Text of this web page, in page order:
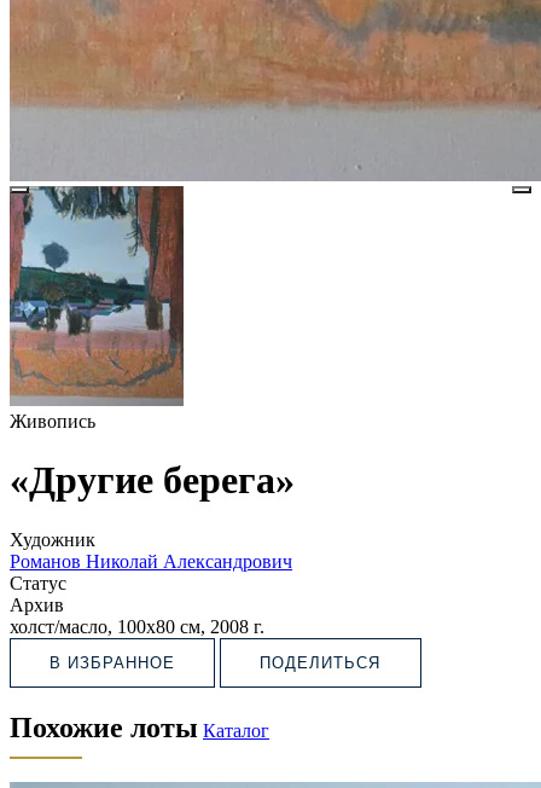
Живопись
«Другие берега»
Художник
Романов Николай Александрович
Статус
Архив
холст/масло, 100х80 см, 2008 г.
В ИЗБРАННОЕ ПОДЕЛИТЬСЯ
Похожие лоты Каталог